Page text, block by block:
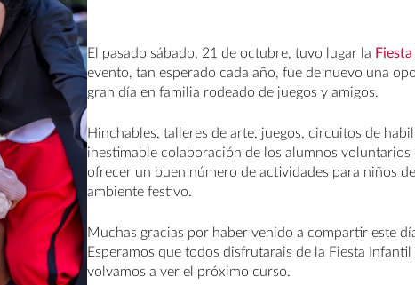
El pasado sábado, 21 de octubre, tuvo lugar la
evento, tan esperado cada año, fue de nuevo una
gran día en familia rodeado de juegos y amigos.
Hinchables, talleres de arte, juegos, circuitos de
inestimable colaboración de los alumnos voluntarios
ofrecer un buen número de actividades para niños
ambiente festivo.
Muchas gracias por haber venido a compartir este
Esperamos que todos disfrutarais de la Fiesta
volvamos a ver el próximo curso.